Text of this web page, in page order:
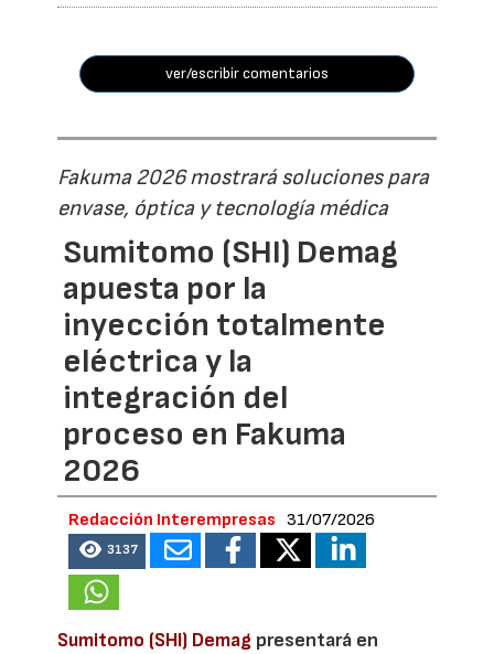
ver/escribir comentarios
Fakuma 2026 mostrará soluciones para
envase, óptica y tecnología médica
Sumitomo (SHI) Demag
apuesta por la
inyección totalmente
eléctrica y la
integración del
proceso en Fakuma
2026
Redacción Interempresas 31/07/2026
3137
Sumitomo (SHI) Demag presentará en